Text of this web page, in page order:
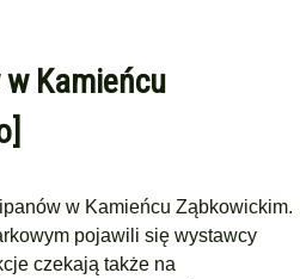
Kamieńcu
w Kamieńcu Ząbkowickim.
pojawili się wystawcy
czekają także na